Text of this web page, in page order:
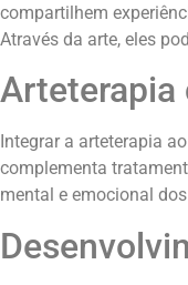
compartilhem
Através da arte, eles
Arteterapia
Integrar a arteterapia
complementa
mental e emocional